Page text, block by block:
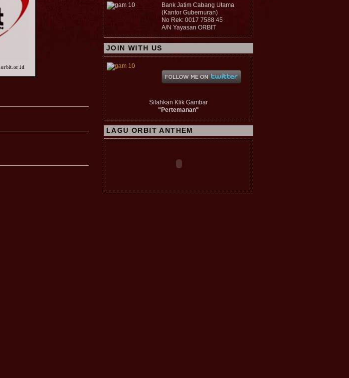
Bank Jatim Cabang Utama
(Kantor Gubernuran)
No Rek: 0017 7588 45
A/N Yayasan ORBIT
JOIN WITH US
Silahkan Klik Gambar
"Pertemanan"
LAGU ORBIT ANTHEM